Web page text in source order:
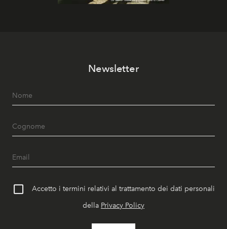
Newsletter
Accetto i termini relativi al trattamento dei dati personali
della Privacy Policy